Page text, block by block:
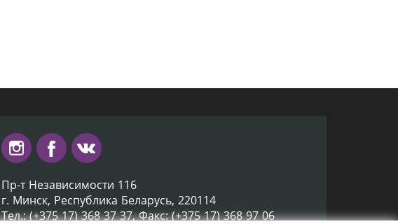
Пр-т Независимости 116
г. Минск, Республика Беларусь, 220114
Тел.: (+375 17) 368 37 37, Факс: (+375 17) 368 97 06